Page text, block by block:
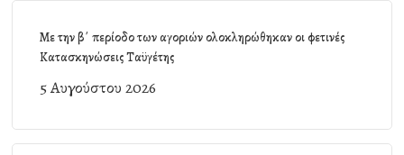
Με την β΄ περίοδο των αγοριών ολοκληρώθηκαν οι φετινές
Κατασκηνώσεις Ταϋγέτης
5 Αυγούστου 2026